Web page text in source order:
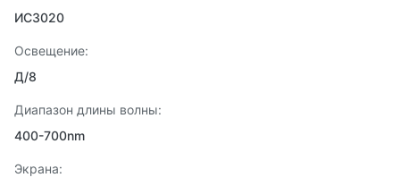
ИС3020
Освещение:
Д/8
Диапазон длины волны:
400-700nm
Экрана: